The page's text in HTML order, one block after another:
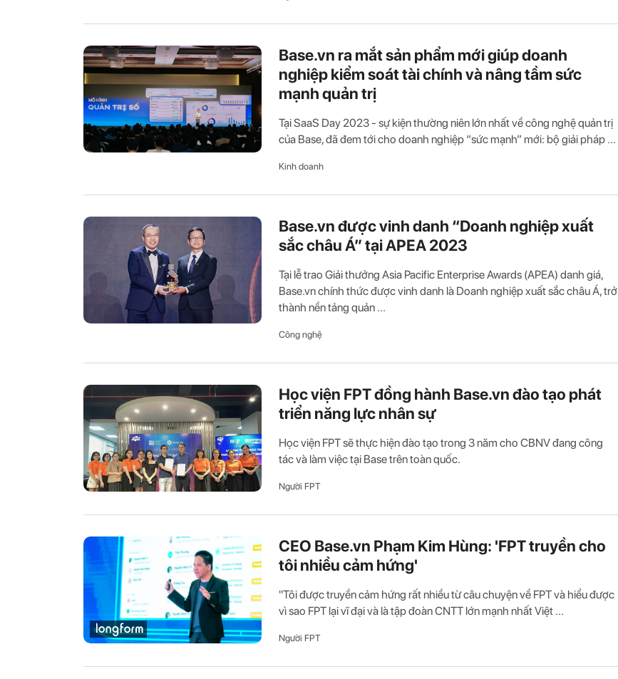
Base.vn ra mắt sản phẩm mới giúp doanh
nghiệp kiểm soát tài chính và nâng tầm sức
mạnh quản trị
Tại SaaS Day 2023 - sự kiện thường niên lớn nhất về công nghệ quản trị
của Base, đã đem tới cho doanh nghiệp “sức mạnh” mới: bộ giải pháp ...
Kinh doanh
Base.vn được vinh danh “Doanh nghiệp xuất
sắc châu Á” tại APEA 2023
Tại lễ trao Giải thưởng Asia Pacific Enterprise Awards (APEA) danh giá,
Base.vn chính thức được vinh danh là Doanh nghiệp xuất sắc châu Á, trở
thành nền tảng quản ...
Công nghệ
Học viện FPT đồng hành Base.vn đào tạo phát
triển năng lực nhân sự
Học viện FPT sẽ thực hiện đào tạo trong 3 năm cho CBNV đang công
tác và làm việc tại Base trên toàn quốc.
Người FPT
CEO Base.vn Phạm Kim Hùng: 'FPT truyền cho
tôi nhiều cảm hứng'
"Tôi được truyền cảm hứng rất nhiều từ câu chuyện về FPT và hiểu được
vì sao FPT lại vĩ đại và là tập đoàn CNTT lớn mạnh nhất Việt ...
Người FPT